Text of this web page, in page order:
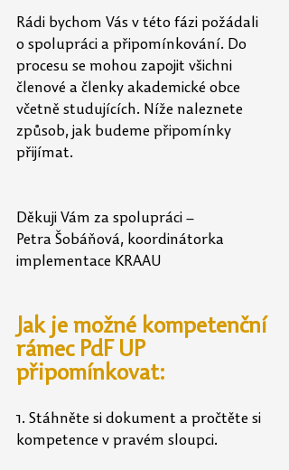
Rádi bychom Vás v této fázi požádali
o spolupráci a připomínkování. Do
procesu se mohou zapojit všichni
členové a členky akademické obce
včetně studujících. Níže naleznete
způsob, jak budeme připomínky
přijímat.
Děkuji Vám za spolupráci –
Petra Šobáňová, koordinátorka
implementace KRAAU
Jak je možné kompetenční
rámec PdF UP
připomínkovat:
1. Stáhněte si dokument a pročtěte si
kompetence v pravém sloupci.